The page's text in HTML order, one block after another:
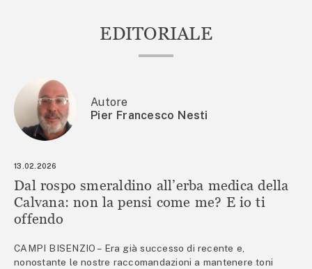
EDITORIALE
Autore
Pier Francesco Nesti
13.02.2026
Dal rospo smeraldino all’erba medica della
Calvana: non la pensi come me? E io ti
offendo
CAMPI BISENZIO – Era già successo di recente e,
nonostante le nostre raccomandazioni a mantenere toni